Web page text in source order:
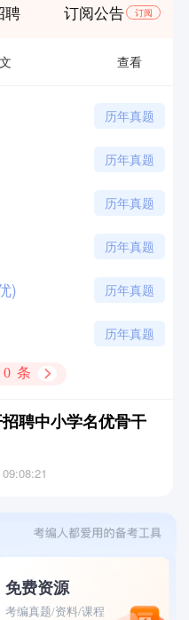
聘 订阅公告 订阅
查看
历年真题
历年真题
历年真题
历年真题
) 历年真题
历年真题
0 条
聘中小学名优骨干
免费资源
考编真题/资料/课程